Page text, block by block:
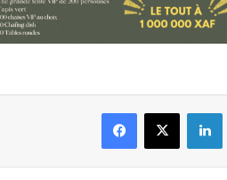
FacebookX